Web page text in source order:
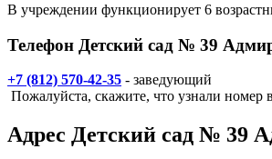
В учреждении функционирует 6
Телефон Детский сад № 39
+7 (812) 570-42-35 - заведующий
Пожалуйста, скажите, что узнали номер
Адрес Детский сад № 39